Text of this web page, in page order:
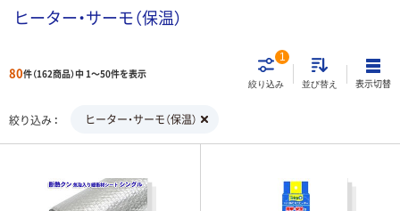
ヒーター・サーモ（保温）
80件（162商品）中 1～50件を表示
絞り込み
1
並び替え 表示切替
絞り込み ヒーター・サーモ（保温）